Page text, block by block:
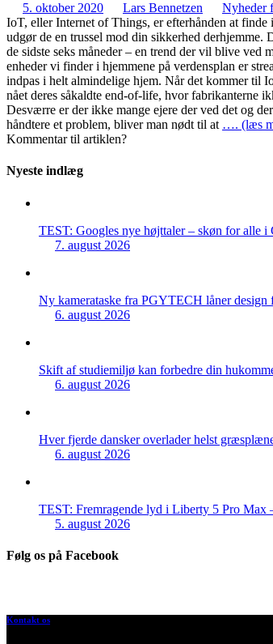
5. oktober 2020 Lars Bennetzen Nyheder
IoT, eller Internet of Things, er efterhånden at finde
udgør de en trussel mod din sikkerhed derhjemme.
de sidste seks måneder – en trend der vil blive
enheder vi finder i hjemmene på verdensplan er
indpas i helt almindelige hjem. Når det kommer til
nået deres såkaldte end-of-life, hvor fabrikanterne
Desværre er der ikke mange ejere der ved det og
håndtere et problem, bliver man nødt til at …. (læs
Kommentar til artiklen?
Nyeste indlæg
TEST: Googles nye højttaler – skøn for alle i
7. august 2026
Ny kamerataske fra PGYTECH låner
6. august 2026
Skift af studiemiljø kan forbedre din
6. august 2026
Hver fjerde dansker overlader helst
6. august 2026
TEST: Fremragende lyd i Liberty 5 Pro Max
5. august 2026
Følg os på Facebook
Kontakt os